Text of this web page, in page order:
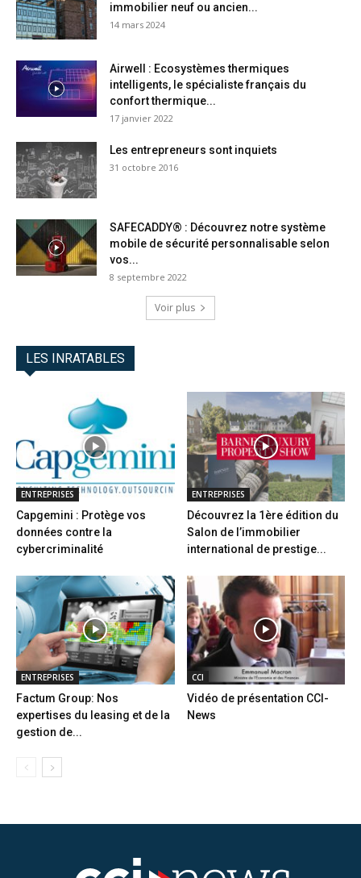
immobilier neuf ou ancien...
14 mars 2024
Airwell : Ecosystèmes thermiques
intelligents, le spécialiste français du
confort thermique...
17 janvier 2022
Les entrepreneurs sont inquiets
31 octobre 2016
SAFECADDY® : Découvrez notre système
mobile de sécurité personnalisable selon
vos...
8 septembre 2022
Voir plus
LES INRATABLES
ENTREPRISES
Capgemini : Protège vos
données contre la
cybercriminalité
ENTREPRISES
Découvrez la 1ère édition du
Salon de l’immobilier
international de prestige...
ENTREPRISES
Factum Group: Nos
expertises du leasing et de la
gestion de...
CCI
Vidéo de présentation CCI-
News